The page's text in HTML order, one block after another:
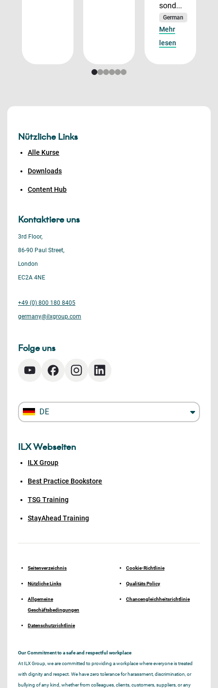
sond...
German
Mehr
lesen
Nützliche Links
Alle Kurse
Downloads
Content Hub
Kontaktiere uns
3rd Floor,
86-90 Paul Street,
London
EC2A 4NE
+49 (0) 800 180 8405
germany@ilxgroup.com
Folge uns
DE
ILX Webseiten
ILX Group
Best Practice Bookstore
TSG Training
StayAhead Training
Seitenverzeichnis
Nützliche Links
Allgemeine
Geschäftsbedingungen
Datenschutzrichtlinie
Cookie-Richtlinie
Qualitäts Policy
Chancengleichheitsrichtlinie
Our Commitment to a safe and respectful workplace
At ILX Group, we are committed to providing a workplace where everyone is treated
with dignity and respect. We have zero tolerance for harassment, discrimination, or
bullying of any kind, whether from colleagues, clients, customers, suppliers, or any